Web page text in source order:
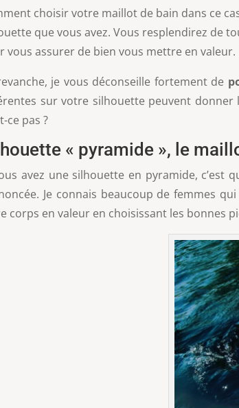
choisir votre maillot de bain dans ce
que vous avez. Vous resplendirez de
vous assurer de bien vous mettre en
je vous déconseille fortement de
sur votre silhouette peuvent donner
ce pas ?
« pyramide », le
avez une silhouette en pyramide,
Je connais beaucoup de femmes
corps en valeur en choisissant les bonnes